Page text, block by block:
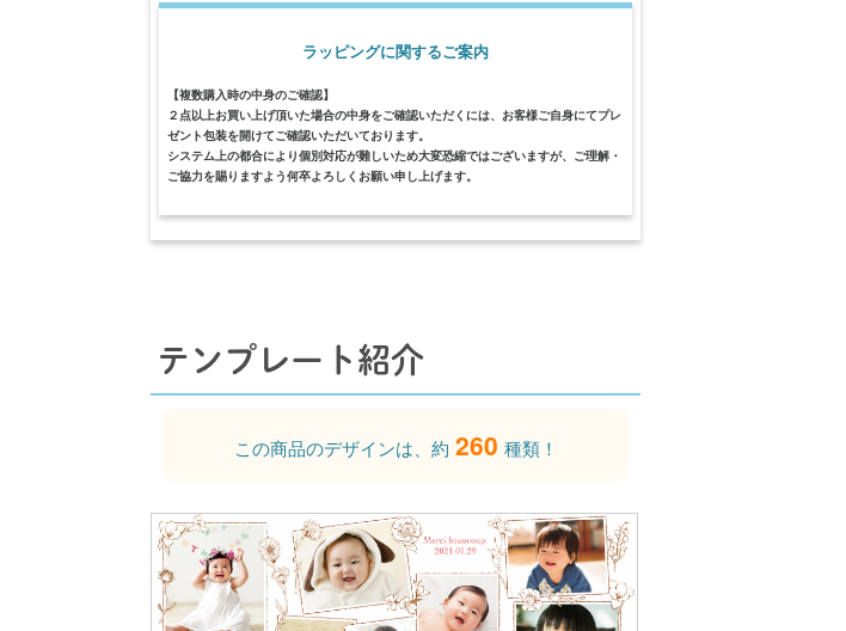
ラッピングに関するご案内
【複数購入時の中身のご確認】
２点以上お買い上げ頂いた場合の中身をご確認いただくには、お客様ご自身にてプレ
ゼント包装を開けてご確認いただいております。
システム上の都合により個別対応が難しいため大変恐縮ではございますが、ご理解・
ご協力を賜りますよう何卒よろしくお願い申し上げます。
テンプレート紹介
この商品のデザインは、約 260 種類！